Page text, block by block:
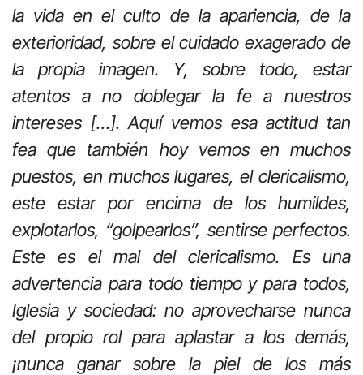
la vida en el culto de la apariencia, de la
exterioridad, sobre el cuidado exagerado de
la propia imagen. Y, sobre todo, estar
atentos a no doblegar la fe a nuestros
intereses […]. Aquí vemos esa actitud tan
fea que también hoy vemos en muchos
puestos, en muchos lugares, el clericalismo,
este estar por encima de los humildes,
explotarlos, “golpearlos”, sentirse perfectos.
Este es el mal del clericalismo. Es una
advertencia para todo tiempo y para todos,
Iglesia y sociedad: no aprovecharse nunca
del propio rol para aplastar a los demás,
¡nunca ganar sobre la piel de los más